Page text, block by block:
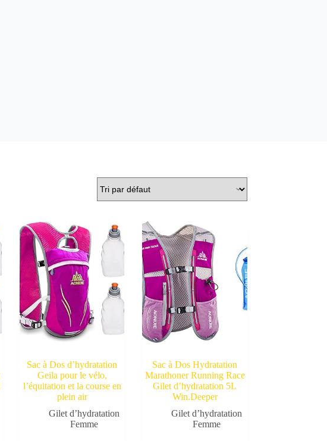
Sac à Dos d’hydratation
Geila pour le vélo,
l’équitation et la course en
plein air
Gilet d’hydratation
Femme
Sac à Dos Hydratation
Marathoner Running Race
Gilet d’hydratation 5L
Win.Deeper
Gilet d’hydratation
Femme